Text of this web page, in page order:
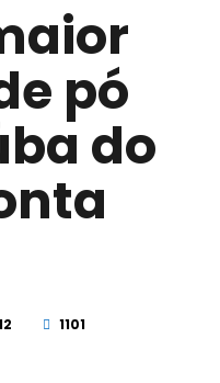
pó
do
1101